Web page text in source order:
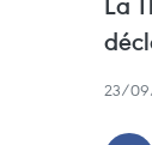
23/